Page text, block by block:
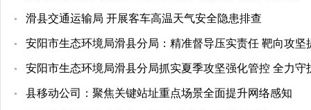
滑县交通运输局 开展客车高温天气安全隐患排查
安阳市生态环境局滑县分局：精准督导压实责任 靶向攻坚
安阳市生态环境局滑县分局抓实夏季攻坚强化管控 全力守
县移动公司：聚焦关键站址重点场景全面提升网络感知